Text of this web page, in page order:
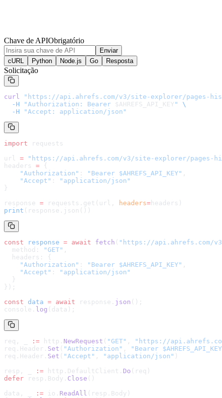
Chave de APIObrigatório
Enviar
cURL
Python Node.js Go Resposta
Solicitação
curl " https://api.ahrefs.com/v3/site-explorer/pages-
  -H
"Authorization: Bearer $AHREFS_API_KEY "
\
  -H
"Accept: application/json"
import requests
url = " https://api.ahrefs.com/v3/site-explorer/pages-
headers = {
    "Authorization"
: "Bearer $AHREFS_API_KEY" ,
    "Accept"
:
"application/json"
}
response = requests.get(url, headers= headers )
print (response.json())
const response = await fetch ( " https://api.ahrefs.com/
  method:
"GET" ,
  headers: {
    "Authorization"
: "Bearer $AHREFS_API_KEY" ,
    "Accept"
:
"application/json"
  }
});
const data = await response. json ();
console. log (data);
req, _ := http. NewRequest ( "GET" , " https://
req.Header. Set ( "Authorization" ,
"Bearer
req.Header. Set ( "Accept" , "application/json" )
resp, _
:= http.DefaultClient. Do (req)
defer resp.Body. Close ()
data, _
:= io. ReadAll (resp.Body)